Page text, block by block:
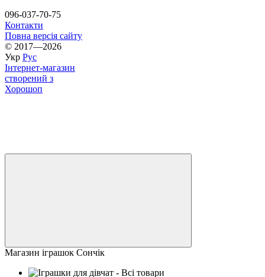
096-037-70-75
Контакти
Повна версія сайту
© 2017—2026
Укр Рус
Інтернет-магазин
створений з
Хорошоп
Магазин іграшок Сончік